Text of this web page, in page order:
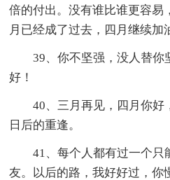
倍的付出。没有谁比谁更容易
月已经成了过去，四月继续加
39、你不坚强，没人替你
好！
40、三月再见，四月你好
日后的重逢。
41、每个人都有过一个只
友。以后的路，我好好过，你